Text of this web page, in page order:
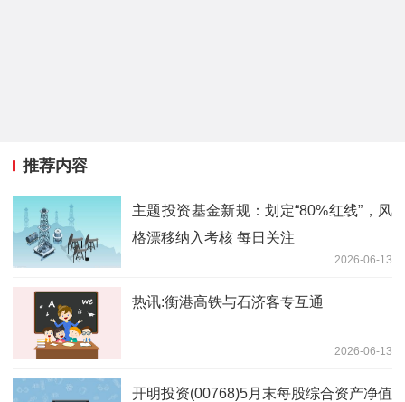
推荐内容
主题投资基金新规：划定“80%红线”，风
格漂移纳入考核 每日关注
2026-06-13
热讯:衡港高铁与石济客专互通
2026-06-13
开明投资(00768)5月末每股综合资产净值